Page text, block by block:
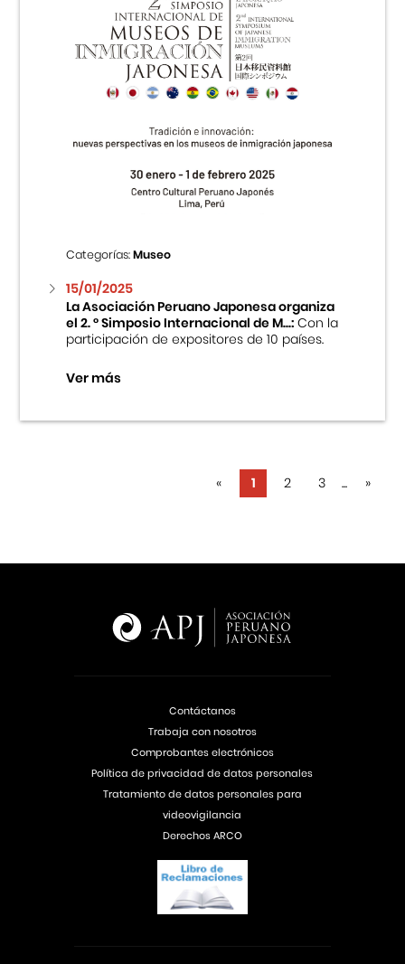
Categorías:Museo
15/01/2025
La Asociación Peruano Japonesa organiza
el 2. ° Simposio Internacional de M...:Con la
participación de expositores de 10 países.
Ver más
« 1 2 3 ... »
Contáctanos
Trabaja con nosotros
Comprobantes electrónicos
Política de privacidad de datos personales
Tratamiento de datos personales para
videovigilancia
Derechos ARCO